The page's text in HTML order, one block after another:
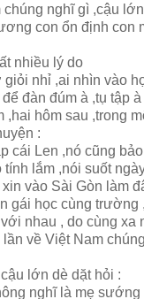
chúng nghĩ gì ,cậu
con ổn định con
nhiều lý do
giỏi nhỉ ,ai nhìn vào
đàn đúm à ,tụ tập à
,hai hôm sau ,trong
:
cái Len ,nó cũng
tính lắm ,nói suốt
vào Sài Gòn làm
gái học cùng trường
nhau , do cùng xa
lần về Việt Nam
lớn dè dặt hỏi :
nghĩ là mẹ